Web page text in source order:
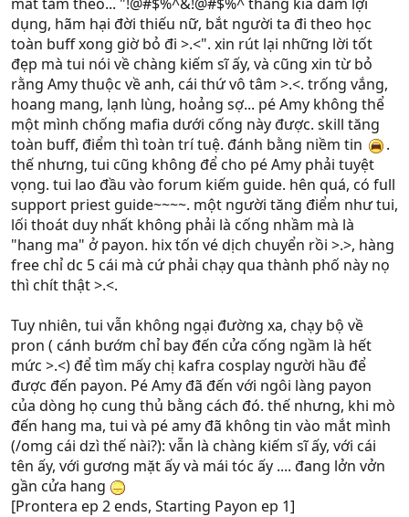
dụng, hãm hại đời thiếu nữ, bắt người ta đi theo học
toàn buff xong giờ bỏ đi >.<". xin rút lại những lời tốt
đẹp mà tui nói về chàng kiếm sĩ ấy, và cũng xin từ bỏ
rằng Amy thuộc về anh, cái thứ vô tâm >.<. trống vắng,
hoang mang, lạnh lùng, hoảng sợ... pé Amy không thể
một mình chống mafia dưới cống này được. skill tăng
toàn buff, điểm thì toàn trí tuệ. đánh bằng niềm tin
.
thế nhưng, tui cũng không để cho pé Amy phải tuyệt
vọng. tui lao đầu vào forum kiếm guide. hên quá, có full
support priest guide~~~~. một người tăng điểm như tui,
lối thoát duy nhất không phải là cống nhầm mà là
"hang ma" ở payon. hix tốn vé dịch chuyển rồi >.>, hàng
free chỉ dc 5 cái mà cứ phải chạy qua thành phố này nọ
thì chít thật >.<.
Tuy nhiên, tui vẫn không ngại đường xa, chạy bộ về
pron ( cánh bướm chỉ bay đến cửa cống ngầm là hết
mức >.<) để tìm mấy chị kafra cosplay người hầu để
được đến payon. Pé Amy đã đến với ngôi làng payon
của dòng họ cung thủ bằng cách đó. thế nhưng, khi mò
đến hang ma, tui và pé amy đã không tin vào mắt mình
(/omg cái dzì thế nài?): vẫn là chàng kiếm sĩ ấy, với cái
tên ấy, với gương mặt ấy và mái tóc ấy .... đang lởn vởn
gần cửa hang
[Prontera ep 2 ends, Starting Payon ep 1]